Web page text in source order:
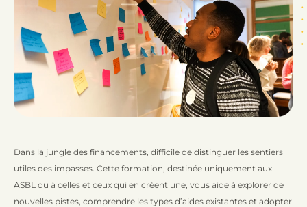
Dans la jungle des financements, difficile de distinguer les sentiers
utiles des impasses. Cette formation, destinée uniquement aux
ASBL ou à celles et ceux qui en créent une, vous aide à explorer de
nouvelles pistes, comprendre les types d’aides existantes et adopter